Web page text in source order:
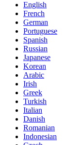
English
French
German
Portuguese
Spanish
Russian
Japanese
Korean
Arabic
Irish
Greek
Turkish
Italian
Danish
Romanian
Indonesian